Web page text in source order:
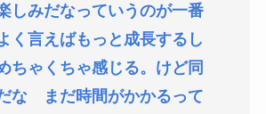
しみだなっていうのが一番
く言えばもっと成長するし
ちゃくちゃ感じる。けど同
な まだ時間がかかるって